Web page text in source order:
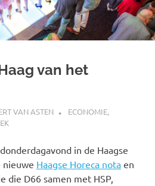
van het
VAN ASTEN ECONOMIE,
in de Haagse
nieuwe Haagse Horeca nota en
die D66 samen met HSP,